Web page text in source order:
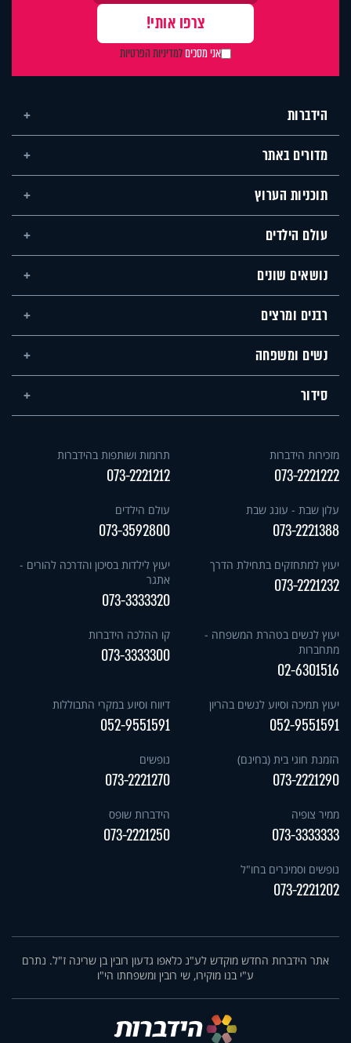
אני מסכיםלמדיניות הפרטיות
הידברות
מדורים באתר
תוכניות הערוץ
עולם הילדים
נושאים שונים
רבנים ומרצים
נשים ומשפחה
סידור
מזכירות הידברות
073-2221222
תרומות ושותפות בהידברות
073-2221212
עלון שבת - עונג שבת
073-2221388
עולם הילדים
073-3592800
יעוץ למתחזקים בתחילת הדרך
073-2221232
יעוץ לילדות בסיכון והדרכה להורים -
אתגר
073-3333320
יעוץ לנשים בטהרת המשפחה -
מתחברות
02-6301516
קו ההלכה הידברות
073-3333300
יעוץ תמיכה וסיוע לנשים בהריון
052-9551591
דיווח וסיוע במקרי התבוללות
052-9551591
הזמנת חוגי בית (בחינם)
073-2221290
נופשים
073-2221270
ממיר צופיה
073-3333333
הידברות שופס
073-2221250
נופשים וסמינרים בחו"ל
073-2221202
אתר הידברות החדש מוקדש לע"נ כלאפו גדעון רובין בן שרינה ז"ל. נתרם
ע"י בנו מוקירו, שי רובין ומשפחתו הי"ו